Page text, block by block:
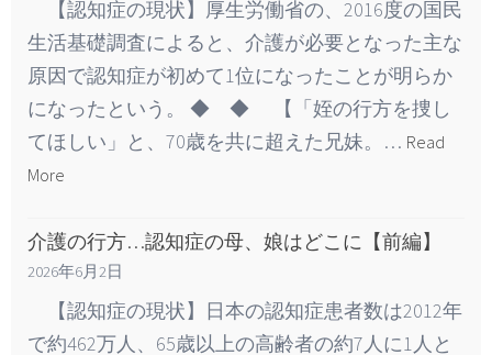
【認知症の現状】厚生労働省の、2016度の国民
生活基礎調査によると、介護が必要となった主な
原因で認知症が初めて1位になったことが明らか
になったという。 ◆ ◆ 【「姪の行方を捜し
てほしい」と、70歳を共に超えた兄妹。… Read
More
介護の行方…認知症の母、娘はどこに【前編】
2026年6月2日
【認知症の現状】日本の認知症患者数は2012年
で約462万人、65歳以上の高齢者の約7人に1人と